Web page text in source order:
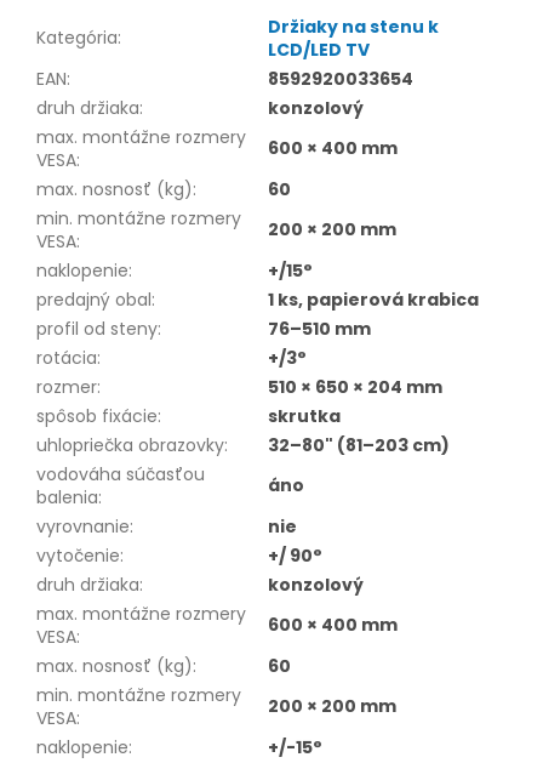
Kategória:
Držiaky na stenu k
LCD/LED TV
EAN:
8592920033654
druh držiaka:
konzolový
max. montážne rozmery
VESA:
600 × 400 mm
max. nosnosť (kg):
60
min. montážne rozmery
VESA:
200 × 200 mm
naklopenie:
+/15°
predajný obal:
1 ks, papierová krabica
profil od steny:
76–510 mm
rotácia:
+/3°
rozmer:
510 × 650 × 204 mm
spôsob fixácie:
skrutka
uhlopriečka obrazovky:
32–80" (81–203 cm)
vodováha súčasťou
balenia:
áno
vyrovnanie:
nie
vytočenie:
+/ 90°
druh držiaka:
konzolový
max. montážne rozmery
VESA:
600 × 400 mm
max. nosnosť (kg):
60
min. montážne rozmery
VESA:
200 × 200 mm
naklopenie:
+/-15°